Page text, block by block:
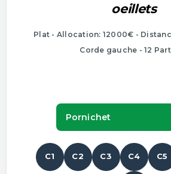
oeillets
Plat - Allocation: 12000€ -
Corde gauche - 12
Pornichet
C1 C2 C3 C4 C5